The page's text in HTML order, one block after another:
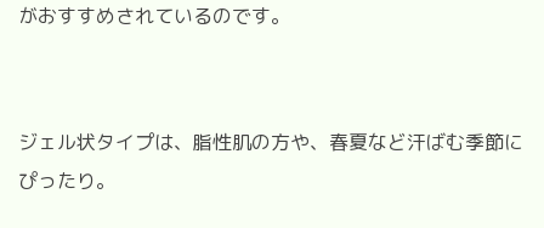
がおすすめされているのです。
ジェル状タイプは、脂性肌の方や、春夏など汗ばむ季節に
ぴったり。